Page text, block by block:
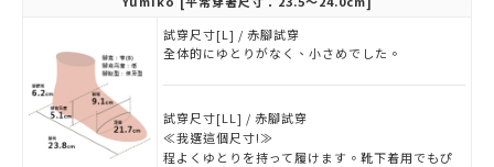
試穿尺寸[L] / 赤腳試穿
全体的にゆとりがなく、小さめでした。
試穿尺寸[LL] / 赤腳試穿
≪我選這個尺寸!≫
程よくゆとりを持って履けます。靴下着用でもぴ